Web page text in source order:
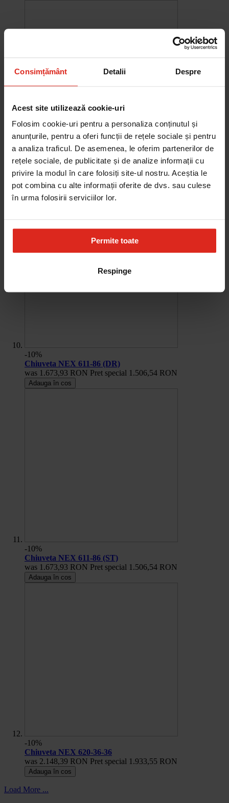
Consimțământ Detalii Despre
Acest site utilizează cookie-uri
Folosim cookie-uri pentru a personaliza conținutul și
anunțurile, pentru a oferi funcții de rețele sociale și pentru
a analiza traficul. De asemenea, le oferim partenerilor de
rețele sociale, de publicitate și de analize informații cu
privire la modul în care folosiți site-ul nostru. Aceștia le
pot combina cu alte informații oferite de dvs. sau culese
în urma folosirii serviciilor lor.
Permite toate
Respinge
-10%
Chiuveta Maris MRG 610-60
was 2.580,20 RON Pret special 2.322,18 RON
Adauga în cos
-10%
Chiuveta NEX 611-86 (DR)
was 1.673,93 RON Pret special 1.506,54 RON
Adauga în cos
-10%
Chiuveta NEX 611-86 (ST)
was 1.673,93 RON Pret special 1.506,54 RON
Adauga în cos
-10%
Chiuveta NEX 620-36-36
was 2.148,39 RON Pret special 1.933,55 RON
Adauga în cos
Load More ...